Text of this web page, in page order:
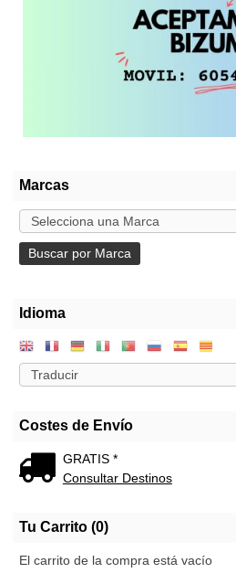
Marcas
Idioma
Costes de Envío
GRATIS *
Consultar Destinos
Tu Carrito (0)
El carrito de la compra está vacío